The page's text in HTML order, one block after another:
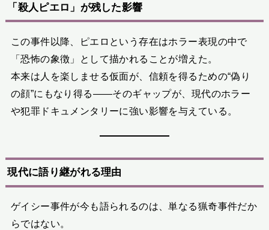
「殺人ピエロ」が残した影響
この事件以降、ピエロという存在はホラー表現の中で
「恐怖の象徴」として描かれることが増えた。
本来は人を楽しませる仮面が、信頼を得るための“偽り
の顔”にもなり得る――そのギャップが、現代のホラー
や犯罪ドキュメンタリーに強い影響を与えている。
現代に語り継がれる理由
ゲイシー事件が今も語られるのは、単なる猟奇事件だか
らではない。